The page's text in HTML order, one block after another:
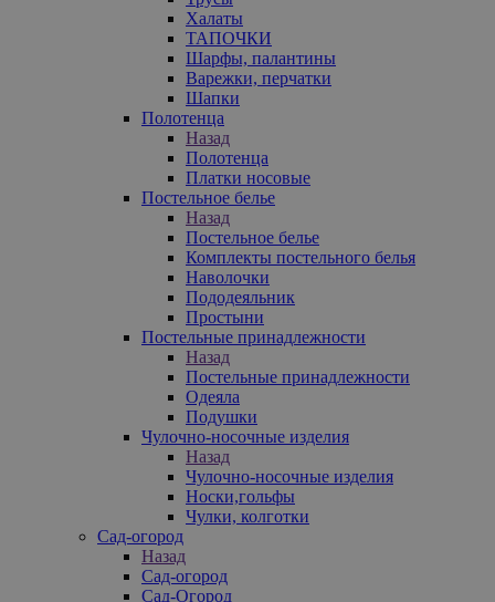
Халаты
ТАПОЧКИ
Шарфы, палантины
Варежки, перчатки
Шапки
Полотенца
Назад
Полотенца
Платки носовые
Постельное белье
Назад
Постельное белье
Комплекты постельного белья
Наволочки
Пододеяльник
Простыни
Постельные принадлежности
Назад
Постельные принадлежности
Одеяла
Подушки
Чулочно-носочные изделия
Назад
Чулочно-носочные изделия
Носки,гольфы
Чулки, колготки
Сад-огород
Назад
Сад-огород
Сад-Огород